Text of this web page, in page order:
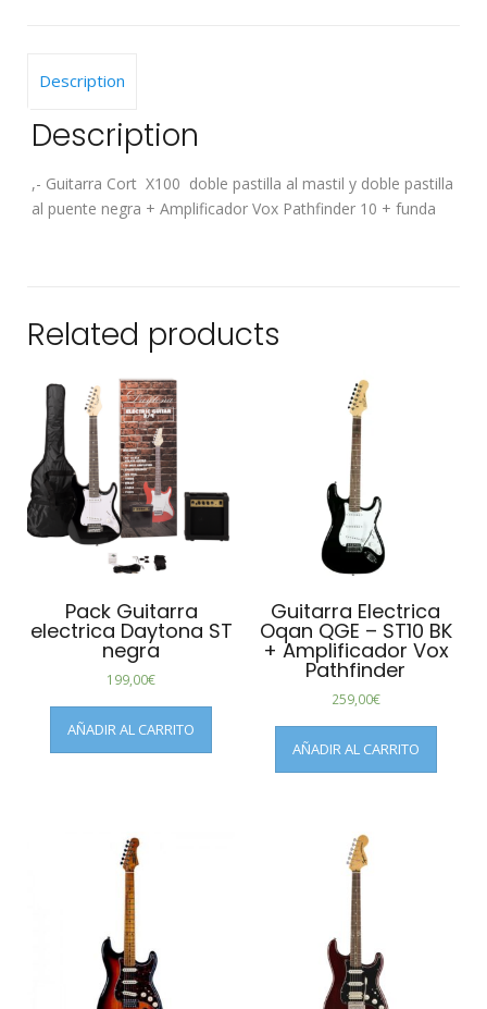
Pathfinder
+
Funda
quantity
Description
Description
,- Guitarra Cort X100 doble pastilla al mastil y doble pastilla
al puente negra + Amplificador Vox Pathfinder 10 + funda
Related products
Pack Guitarra
electrica Daytona ST
negra
199,00€
AÑADIR AL CARRITO
Guitarra Electrica
Oqan QGE – ST10 BK
+ Amplificador Vox
Pathfinder
259,00€
AÑADIR AL CARRITO